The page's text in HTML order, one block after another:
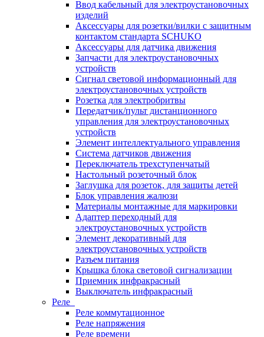
Ввод кабельный для электроустановочных
изделий
Аксессуары для розетки/вилки с защитным
контактом стандарта SCHUKO
Аксессуары для датчика движения
Запчасти для электроустановочных
устройств
Сигнал световой информационный для
электроустановочных устройств
Розетка для электробритвы
Передатчик/пульт дистанционного
управления для электроустановочных
устройств
Элемент интеллектуального управления
Система датчиков движения
Переключатель трехступенчатый
Настольный розеточный блок
Заглушка для розеток, для защиты детей
Блок управления жалюзи
Материалы монтажные для маркировки
Адаптер переходный для
электроустановочных устройств
Элемент декоративный для
электроустановочных устройств
Разъем питания
Крышка блока световой сигнализации
Приемник инфракрасный
Выключатель инфракрасный
Реле
Реле коммутационное
Реле напряжения
Реле времени